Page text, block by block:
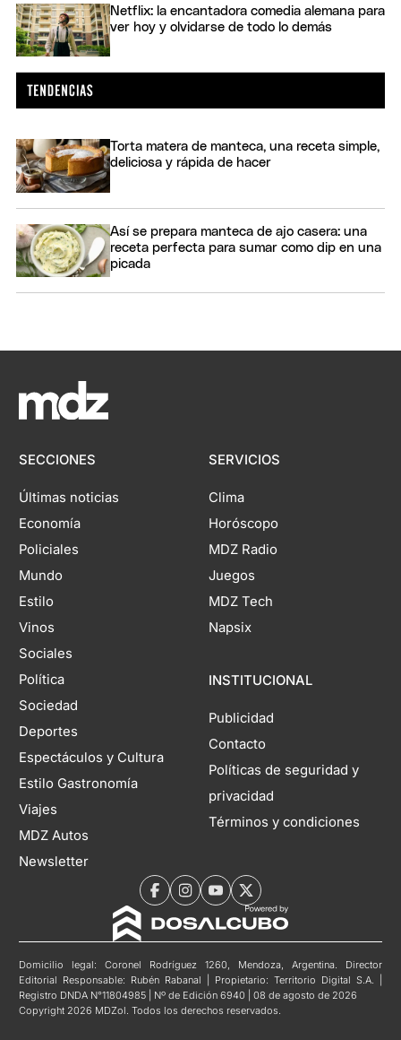
Netflix: la encantadora comedia alemana para
ver hoy y olvidarse de todo lo demás
Torta matera de manteca, una receta simple,
deliciosa y rápida de hacer
Así se prepara manteca de ajo casera: una
receta perfecta para sumar como dip en una
picada
SECCIONES
Últimas noticias
Economía
Policiales
Mundo
Estilo
Vinos
Sociales
Política
Sociedad
Deportes
Espectáculos y Cultura
Estilo Gastronomía
Viajes
MDZ Autos
Newsletter
SERVICIOS
Clima
Horóscopo
MDZ Radio
Juegos
MDZ Tech
Napsix
INSTITUCIONAL
Publicidad
Contacto
Políticas de seguridad y
privacidad
Términos y condiciones
Domicilio legal: Coronel Rodríguez 1260, Mendoza, Argentina. Director
Editorial Responsable: Rubén Rabanal | Propietario: Territorio Digital S.A. |
Registro DNDA N°11804985 | Nº de Edición 6940 | 08 de agosto de 2026
Copyright 2026 MDZol. Todos los derechos reservados.